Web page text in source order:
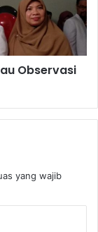
Observasi
yang wajib